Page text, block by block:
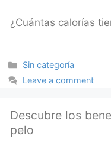
¿Cuántas calorías
Categories
Sin categoría
Leave a comment
Descubre los
pelo